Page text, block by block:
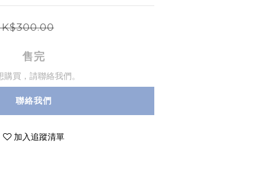
售完
購買，請聯絡我們。
聯絡我們
加入追蹤清單